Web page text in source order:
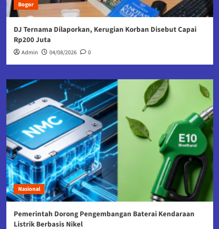
Bogor
DJ Ternama Dilaporkan, Kerugian Korban Disebut Capai
Rp200 Juta
Admin 04/08/2026 0
Nasional
Pemerintah Dorong Pengembangan Baterai Kendaraan
Listrik Berbasis Nikel